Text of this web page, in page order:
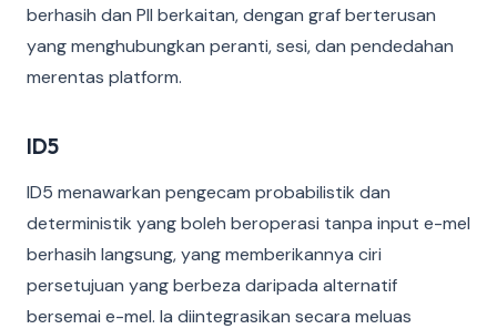
berhasih dan PII berkaitan, dengan graf berterusan
yang menghubungkan peranti, sesi, dan pendedahan
merentas platform.
ID5
ID5 menawarkan pengecam probabilistik dan
deterministik yang boleh beroperasi tanpa input e-mel
berhasih langsung, yang memberikannya ciri
persetujuan yang berbeza daripada alternatif
bersemai e-mel. Ia diintegrasikan secara meluas